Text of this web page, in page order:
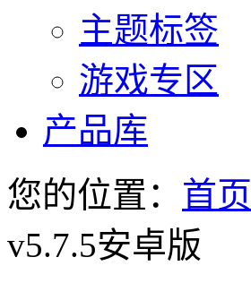
主题标签
游戏专区
产品库
您的位置： 首页
v5.7.5安卓版